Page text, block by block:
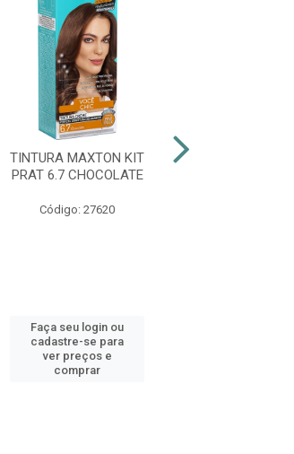
TINTURA MAXTON KIT
PRAT 6.7 CHOCOLATE
Código: 27620
Faça seu login ou
cadastre-se para
ver preços e
comprar